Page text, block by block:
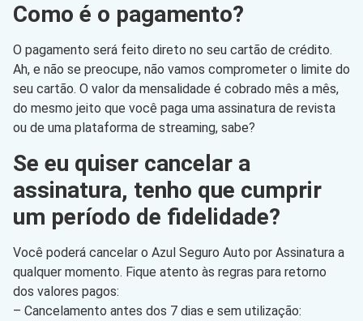
Como é o pagamento?
O pagamento será feito direto no seu cartão de crédito.
Ah, e não se preocupe, não vamos comprometer o limite do
seu cartão. O valor da mensalidade é cobrado mês a mês,
do mesmo jeito que você paga uma assinatura de revista
ou de uma plataforma de streaming, sabe?
Se eu quiser cancelar a
assinatura, tenho que cumprir
um período de fidelidade?
Você poderá cancelar o Azul Seguro Auto por Assinatura a
qualquer momento. Fique atento às regras para retorno
dos valores pagos:
– Cancelamento antes dos 7 dias e sem utilização: